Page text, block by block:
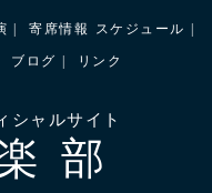
寄席情報 スケジュール
ブログ リンク
シャルサイト
部